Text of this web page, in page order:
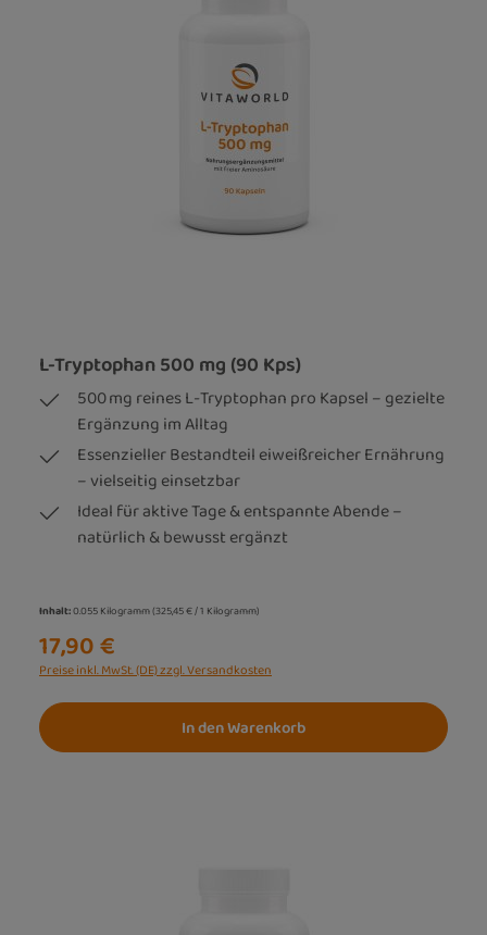
L-Tryptophan 500 mg (90 Kps)
500 mg reines L-Tryptophan pro Kapsel – gezielte
Ergänzung im Alltag
Essenzieller Bestandteil eiweißreicher Ernährung
– vielseitig einsetzbar
Ideal für aktive Tage & entspannte Abende –
natürlich & bewusst ergänzt
Inhalt:0.055 Kilogramm(325,45 € / 1 Kilogramm)
17,90 €
Preise inkl. MwSt. (DE) zzgl. Versandkosten
In den Warenkorb